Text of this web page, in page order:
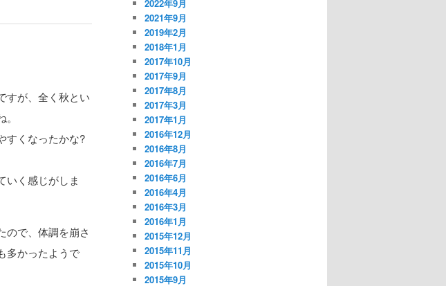
すが、全く秋とい
すくなったかな?
いく感じがしま
ので、体調を崩さ
多かったようで
2022年9月
2021年9月
2019年2月
2018年1月
2017年10月
2017年9月
2017年8月
2017年3月
2017年1月
2016年12月
2016年8月
2016年7月
2016年6月
2016年4月
2016年3月
2016年1月
2015年12月
2015年11月
2015年10月
2015年9月